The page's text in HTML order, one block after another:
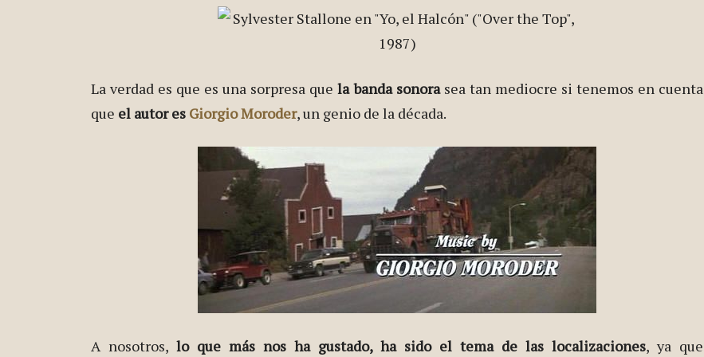
La verdad es que es una sorpresa quela banda sonorasea tan mediocre si tenemos en cuenta
que el autor es Giorgio Moroder, un genio de la década.
A nosotros, lo que más nos ha gustado, ha sido el tema de las localizaciones, ya que